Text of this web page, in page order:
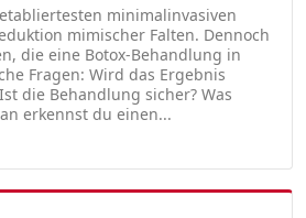
minimalinvasiven
mimischer Falten. Dennoch
die eine Botox-Behandlung in
Fragen: Wird das Ergebnis
die Behandlung sicher? Was
erkennst du einen...